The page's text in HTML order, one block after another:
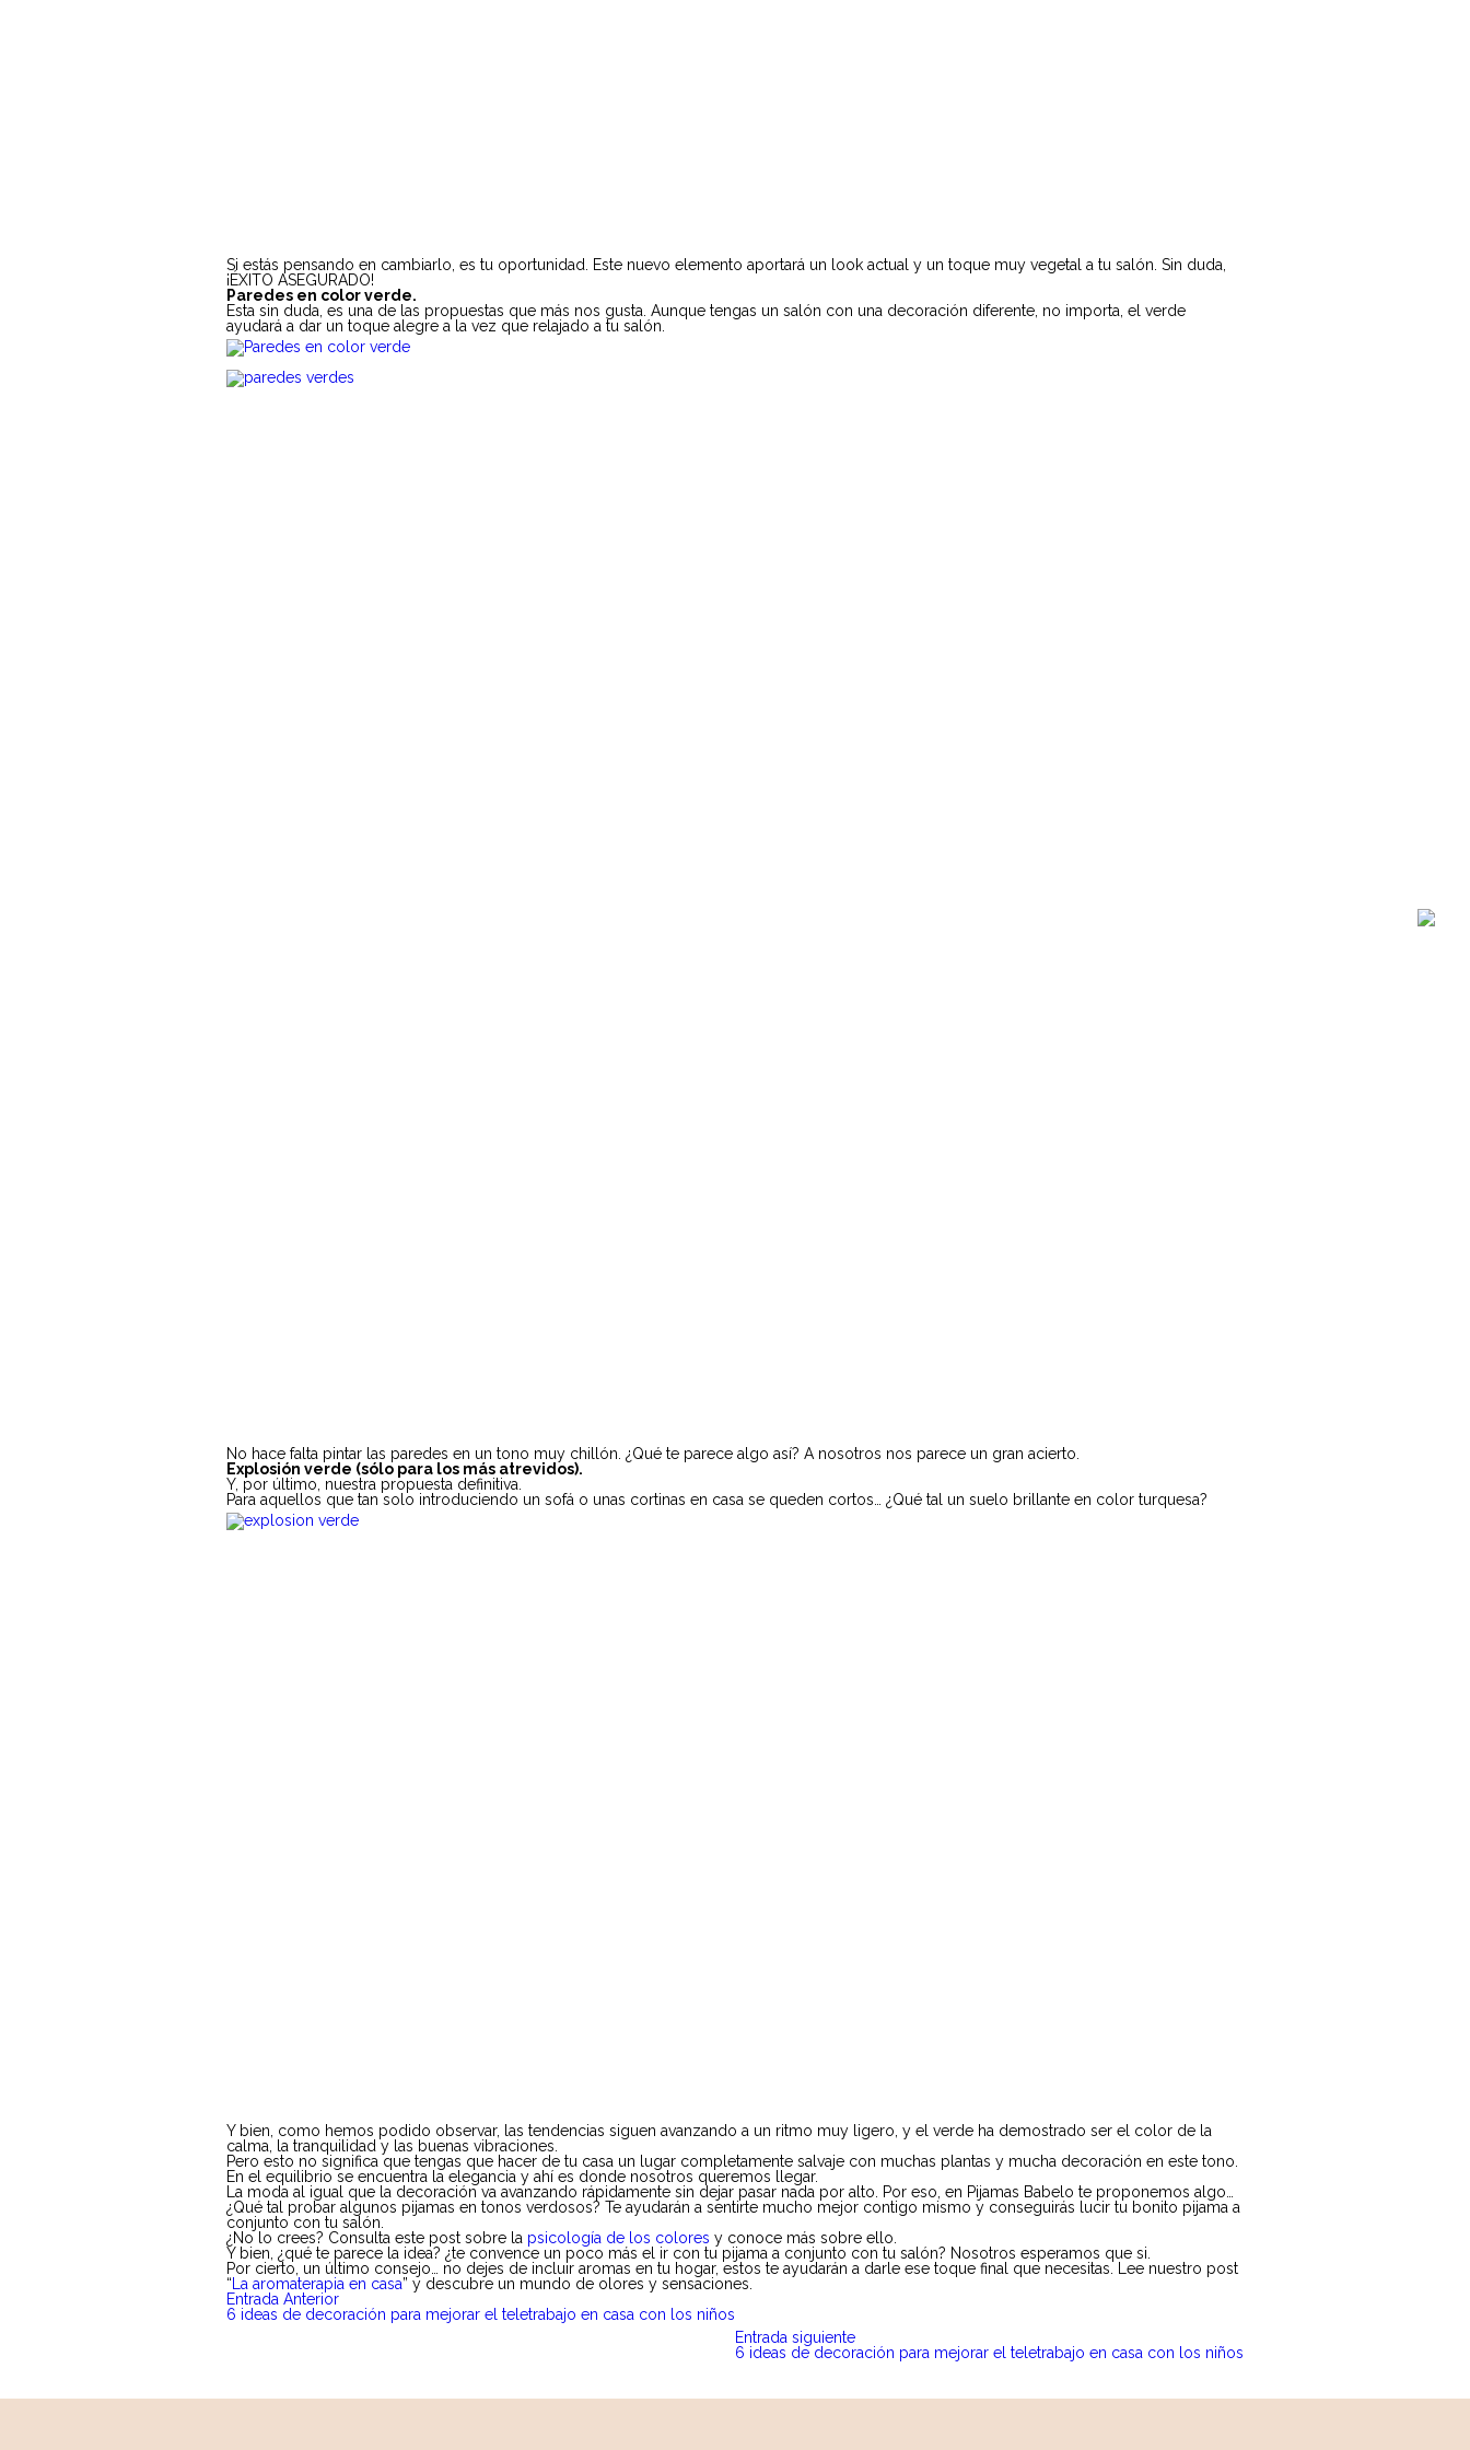
Si estás pensando en cambiarlo, es tu oportunidad. Este nuevo elemento aportará un look actual y un toque muy vegetal a tu salón. Sin duda,
¡ÉXITO ASEGURADO!
Paredes en color verde.
Esta sin duda, es una de las propuestas que más nos gusta. Aunque tengas un salón con una decoración diferente, no importa, el verde
ayudará a dar un toque alegre a la vez que relajado a tu salón.
No hace falta pintar las paredes en un tono muy chillón. ¿Qué te parece algo así? A nosotros nos parece un gran acierto.
Explosión verde (sólo para los más atrevidos).
Y, por último, nuestra propuesta definitiva.
Para aquellos que tan solo introduciendo un sofá o unas cortinas en casa se queden cortos… ¿Qué tal un suelo brillante en color turquesa?
Y bien, como hemos podido observar, las tendencias siguen avanzando a un ritmo muy ligero, y el verde ha demostrado ser el color de la
calma, la tranquilidad y las buenas vibraciones.
Pero esto no significa que tengas que hacer de tu casa un lugar completamente salvaje con muchas plantas y mucha decoración en este tono.
En el equilibrio se encuentra la elegancia y ahí es donde nosotros queremos llegar.
La moda al igual que la decoración va avanzando rápidamente sin dejar pasar nada por alto. Por eso, en Pijamas Babelo te proponemos algo…
¿Qué tal probar algunos pijamas en tonos verdosos? Te ayudarán a sentirte mucho mejor contigo mismo y conseguirás lucir tu bonito pijama a
conjunto con tu salón.
¿No lo crees? Consulta este post sobre la psicología de los colores y conoce más sobre ello.
Y bien, ¿qué te parece la idea? ¿te convence un poco más el ir con tu pijama a conjunto con tu salón? Nosotros esperamos que si.
Por cierto, un último consejo… no dejes de incluir aromas en tu hogar, estos te ayudarán a darle ese toque final que necesitas. Lee nuestro post
“ La aromaterapia en casa” y descubre un mundo de olores y sensaciones.
Entrada Anterior
6 ideas de decoración para mejorar el teletrabajo en casa con los niños
Entrada siguiente
6 ideas de decoración para mejorar el teletrabajo en casa con los niños